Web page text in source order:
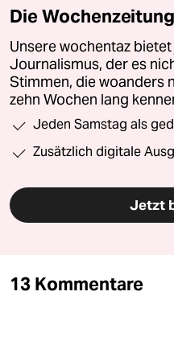
Die
Unsere wochentaz
Journalismus, der es
Stimmen, die woanders
zehn Wochen lang
Jeden Samstag als
Zusätzlich digitale
Jetzt
13 Kommentare